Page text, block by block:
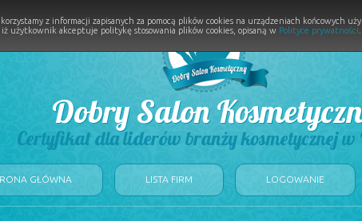
Dobry Salon
Certyfikat dla liderów branży kosmetycznej w
GŁÓWNA LISTA FIRM LOGOWANIE
z informacji zapisanych za pomocą plików cookies na urządzeniach końcowych
użytkownik akceptuje politykę stosowania plików cookies, opisaną w Polityce prywatności